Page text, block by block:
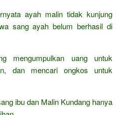
ayah malin tidak kunjung
sang ayah belum berhasil di
mengumpulkan uang untuk
dan mencari ongkos untuk
ibu dan Malin Kundang hanya